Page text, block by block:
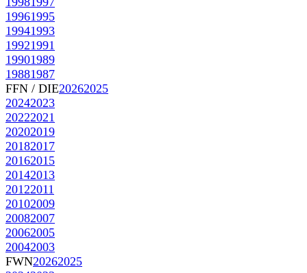
19961995
19941993
19921991
19901989
19881987
FFN / DIE20262025
20242023
20222021
20202019
20182017
20162015
20142013
20122011
20102009
20082007
20062005
20042003
FWN20262025